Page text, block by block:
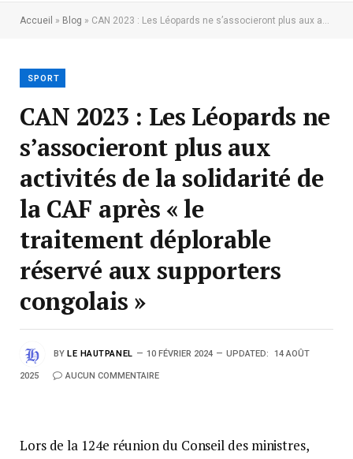
Accueil » Blog » CAN 2023 : Les Léopards ne s’associeront plus aux activités de la solidarité de la CAF après « le traitement déplorable réservé aux supporters congolais »
SPORT
CAN 2023 : Les Léopards ne
s’associeront plus aux
activités de la solidarité de
la CAF après « le
traitement déplorable
réservé aux supporters
congolais »
BY LE HAUTPANEL 10 FÉVRIER 2024 UPDATED: 14 AOÛT
2025 AUCUN COMMENTAIRE
Lors de la 124e réunion du Conseil des ministres,